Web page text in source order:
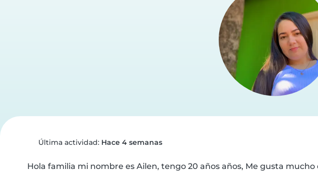
Última actividad: Hace 4 semanas
Hola familia mi nombre es Ailen, tengo 20 años años, Me gusta